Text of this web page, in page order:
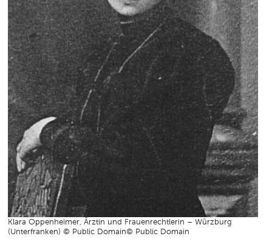
Klara Oppenheimer, Ärztin und Frauenrechtlerin – Würzburg
(Unterfranken) © Public Domain© Public Domain